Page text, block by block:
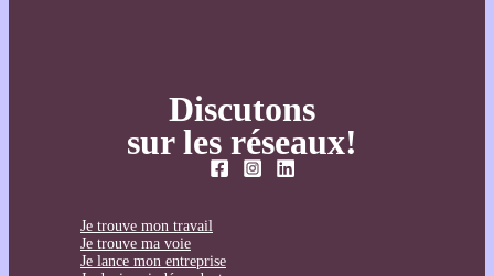
Discutons
sur les réseaux!
Je trouve mon travail
Je trouve ma voie
Je lance mon entreprise